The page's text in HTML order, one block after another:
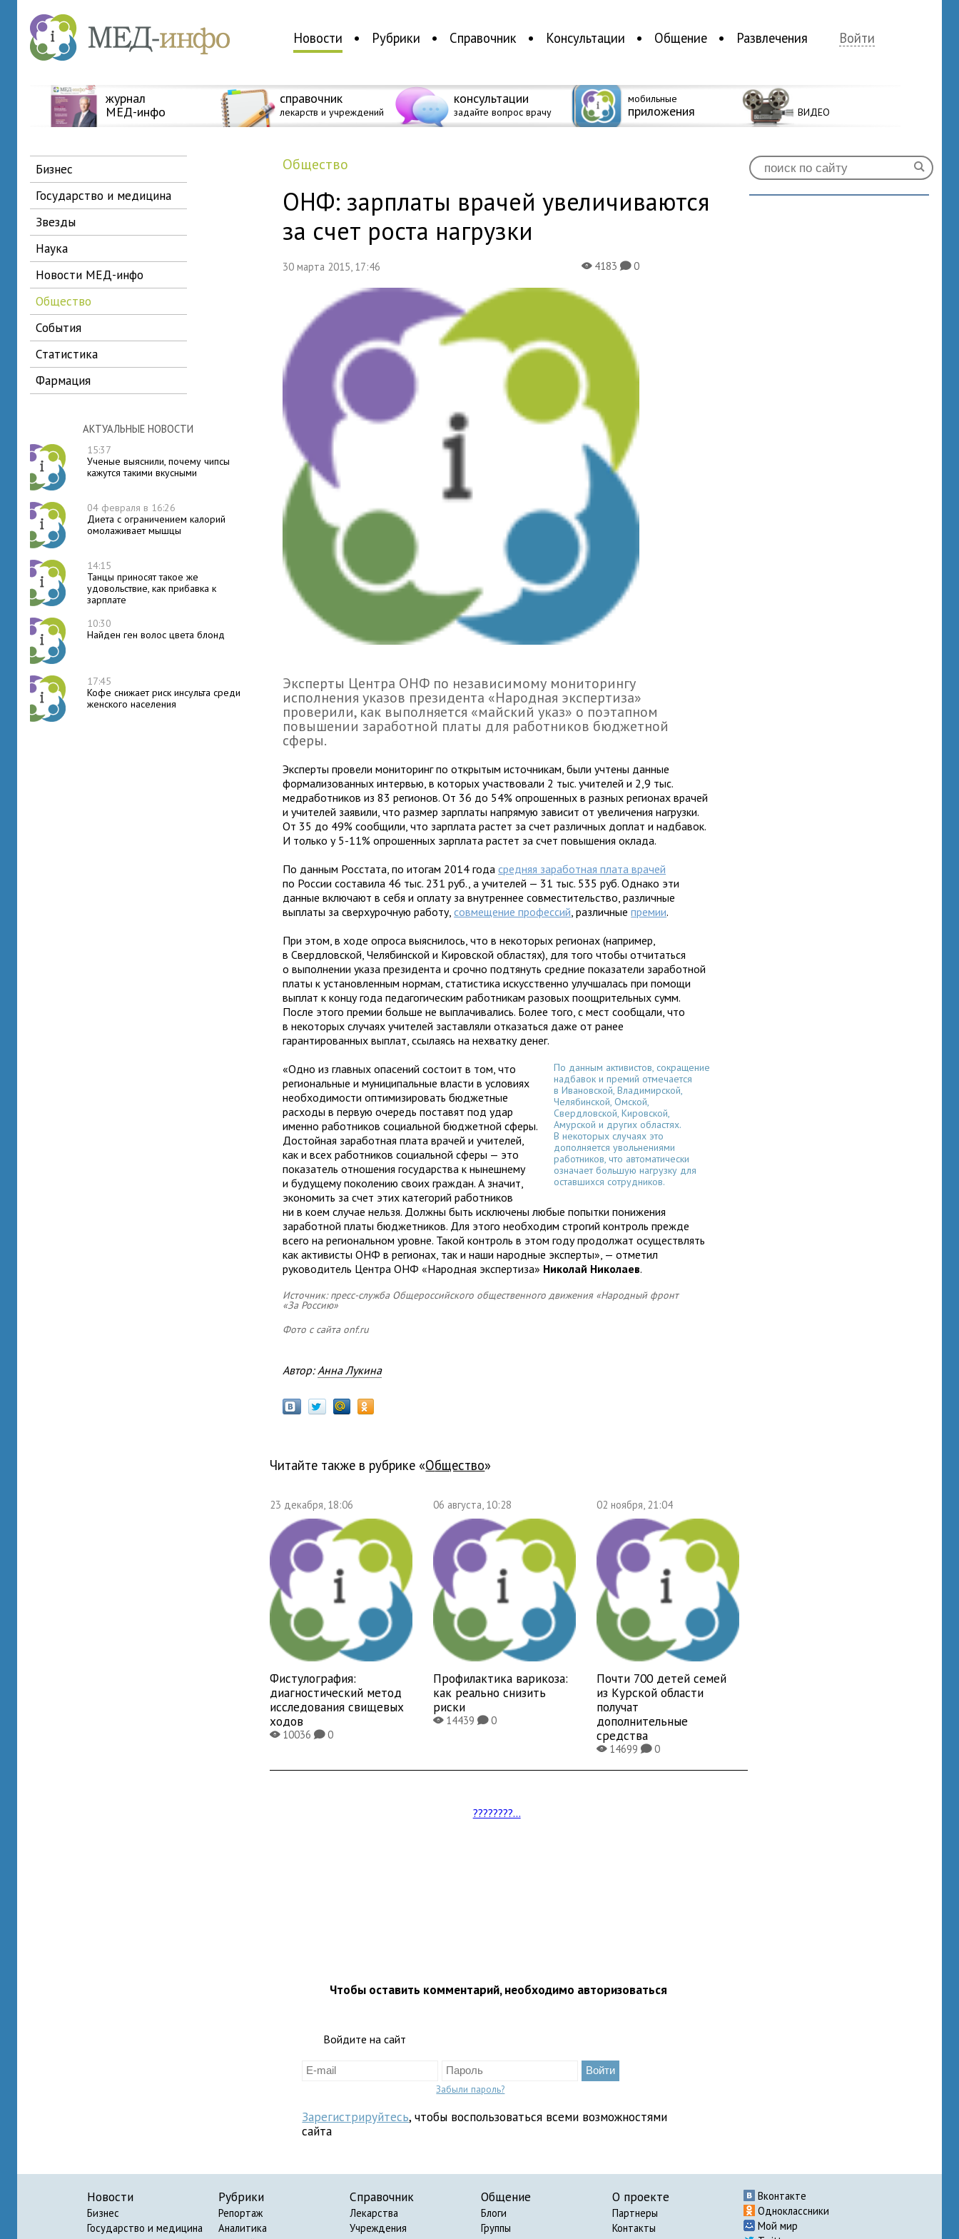
Новости Рубрики Справочник Консультации Общение Развлечения Войти
журнал
МЕД-инфо
справочник
лекарств и учреждений
консультации
задайте вопрос врачу
мобильные
приложения ВИДЕО
бизнес
государство и медицина
звезды
наука
новости МЕД-инфо
общество
события
статистика
фармация
АКТУАЛЬНЫЕ НОВОСТИ
15:37
Ученые выяснили, почему чипсы
кажутся такими вкусными
04 февраля в 16:26
Диета с ограничением калорий
омолаживает мышцы
14:15
Танцы приносят такое же
удовольствие, как прибавка к
зарплате
10:30
Найден ген волос цвета блонд
17:45
Кофе снижает риск инсульта среди
женского населения
общество
ОНФ: зарплаты врачей увеличиваются
за счет роста нагрузки
30 марта 2015, 17:46 X4183K0
Эксперты Центра ОНФ по независимому мониторингу
исполнения указов президента «Народная экспертиза»
проверили, как выполняется «майский указ» о поэтапном
повышении заработной платы для работников бюджетной
сферы.
Эксперты провели мониторинг по открытым источникам, были учтены данные
формализованных интервью, в которых участвовали 2 тыс. учителей и 2,9 тыс.
медработников из 83 регионов. От 36 до 54% опрошенных в разных регионах врачей
и учителей заявили, что размер зарплаты напрямую зависит от увеличения нагрузки.
От 35 до 49% сообщили, что зарплата растет за счет различных доплат и надбавок.
И только у 5-11% опрошенных зарплата растет за счет повышения оклада.
По данным Росстата, по итогам 2014 годасредняя заработная плата врачей
по России составила 46 тыс. 231 руб., а учителей — 31 тыс. 535 руб. Однако эти
данные включают в себя и оплату за внутреннее совместительство, различные
выплаты за сверхурочную работу,совмещение профессий, различныепремии.
При этом, в ходе опроса выяснилось, что в некоторых регионах (например,
в Свердловской, Челябинской и Кировской областях), для того чтобы отчитаться
о выполнении указа президента и срочно подтянуть средние показатели заработной
платы к установленным нормам, статистика искусственно улучшалась при помощи
выплат к концу года педагогическим работникам разовых поощрительных сумм.
После этого премии больше не выплачивались. Более того, с мест сообщали, что
в некоторых случаях учителей заставляли отказаться даже от ранее
гарантированных выплат, ссылаясь на нехватку денег.
По данным активистов, сокращение
надбавок и премий отмечается
в Ивановской, Владимирской,
Челябинской, Омской,
Свердловской, Кировской,
Амурской и других областях.
В некоторых случаях это
дополняется увольнениями
работников, что автоматически
означает большую нагрузку для
оставшихся сотрудников.
«Одно из главных опасений состоит в том, что
региональные и муниципальные власти в условиях
необходимости оптимизировать бюджетные
расходы в первую очередь поставят под удар
именно работников социальной бюджетной сферы.
Достойная заработная плата врачей и учителей,
как и всех работников социальной сферы — это
показатель отношения государства к нынешнему
и будущему поколению своих граждан. А значит,
экономить за счет этих категорий работников
ни в коем случае нельзя. Должны быть исключены любые попытки понижения
заработной платы бюджетников. Для этого необходим строгий контроль прежде
всего на региональном уровне. Такой контроль в этом году продолжат осуществлять
как активисты ОНФ в регионах, так и наши народные эксперты», — отметил
руководитель Центра ОНФ «Народная экспертиза» Николай Николаев.
Источник: пресс-служба Общероссийского общественного движения «Народный фронт
«За Россию»
Фото с сайта onf.ru
Автор:Анна Лукина
Читайте также в рубрике « общество»
23 декабря, 18:06
Фистулография:
диагностический метод
исследования свищевых
ходов
X10036K0
06 августа, 10:28
Профилактика варикоза:
как реально снизить
риски
X14439K0
02 ноября, 21:04
Почти 700 детей семей
из Курской области
получат
дополнительные
средства
X14699K0
????????...
Чтобы оставить комментарий, необходимо авторизоваться
Войдите на сайт
Забыли пароль?
Зарегистрируйтесь, чтобы воспользоваться всеми возможностями
сайта
Новости
Бизнес
Государство и медицина
Рубрики
Репортаж
Аналитика
Справочник
Лекарства
Учреждения
Общение
Блоги
Группы
О проекте
Партнеры
Контакты
Вконтакте
Одноклассники
Мой мир